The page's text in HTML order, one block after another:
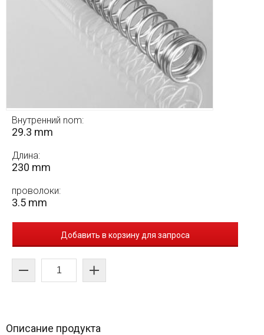
Внутренний nom:
29.3 mm
Длина:
230 mm
проволоки:
3.5 mm
Добавить в корзину для запроса
Описание продукта